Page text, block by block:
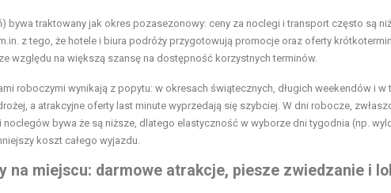
bywa traktowany jak okres pozasezonowy: ceny za noclegi i transport często są
z tego, że hotele i biura podróży przygotowują promocje oraz oferty
względu na większą szansę na dostępność korzystnych terminów.
roboczymi wynikają z popytu: w okresach świątecznych, długich weekendów i w
a atrakcyjne oferty last minute wyprzedają się szybciej. W dni robocze,
bywa że są niższe, dlatego elastyczność w wyborze dni tygodnia (np.
koszt całego wyjazdu.
na miejscu: darmowe atrakcje, piesze zwiedzanie i